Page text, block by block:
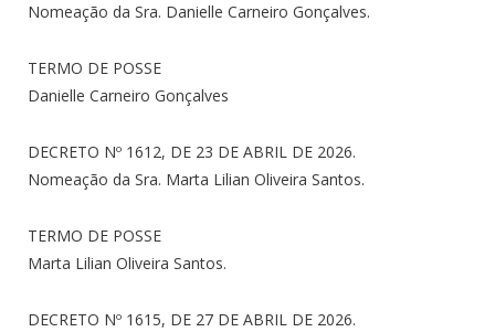
Nomeação da Sra. Danielle Carneiro Gonçalves.
TERMO DE POSSE
Danielle Carneiro Gonçalves
DECRETO Nº 1612, DE 23 DE ABRIL DE 2026.
Nomeação da Sra. Marta Lilian Oliveira Santos.
TERMO DE POSSE
Marta Lilian Oliveira Santos.
DECRETO Nº 1615, DE 27 DE ABRIL DE 2026.